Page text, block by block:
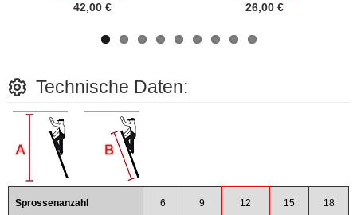
42,00 € 26,00 €
Technische Daten:
Sprossenanzahl 6 9 12 15 18